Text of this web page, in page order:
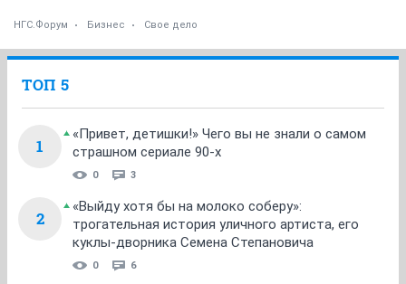
НГС.Форум Бизнес Свое дело
ТОП 5
1
«Привет, детишки!» Чего вы не знали о самом
страшном сериале 90-х
0 3
2
«Выйду хотя бы на молоко соберу»:
трогательная история уличного артиста, его
куклы-дворника Семена Степановича
0 6